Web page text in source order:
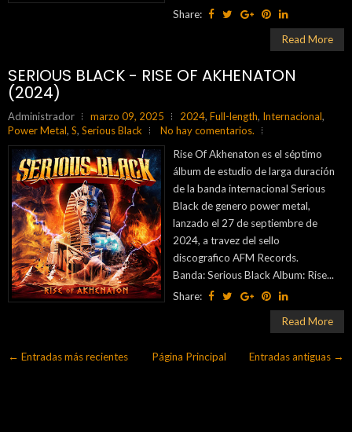
Share:
Read More
SERIOUS BLACK - RISE OF AKHENATON
(2024)
Administrador marzo 09, 2025 2024, Full-length, Internacional,
Power Metal, S, Serious Black
No hay comentarios.
Rise Of Akhenaton es el séptimo
álbum de estudio de larga duración
de la banda internacional Serious
Black de genero power metal,
lanzado el 27 de septiembre de
2024, a travez del sello
discografico AFM Records.
Banda: Serious Black Album: Rise...
Share:
Read More
← Entradas más recientes Entradas antiguas →
Página Principal